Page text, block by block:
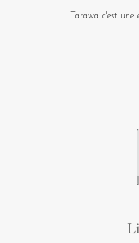
Tarawa c'est